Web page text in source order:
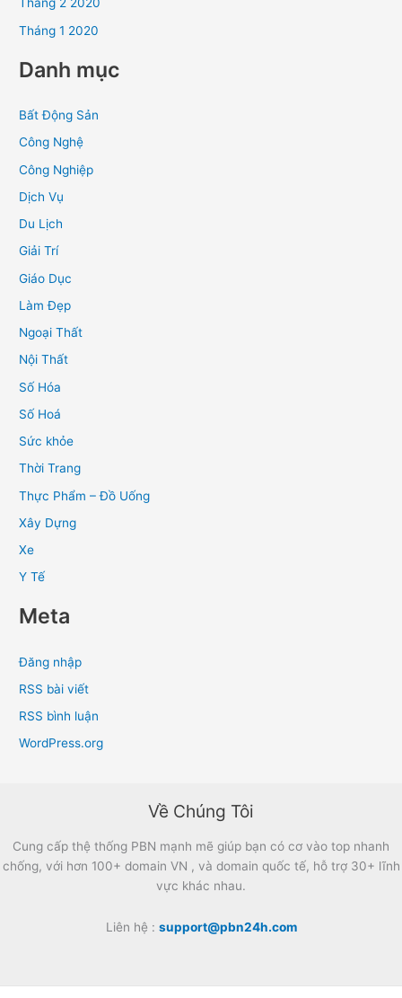
Tháng 2 2020
Tháng 1 2020
Danh mục
Bất Động Sản
Công Nghệ
Công Nghiệp
Dịch Vụ
Du Lịch
Giải Trí
Giáo Dục
Làm Đẹp
Ngoại Thất
Nội Thất
Số Hóa
Số Hoá
Sức khỏe
Thời Trang
Thực Phẩm – Đồ Uống
Xây Dựng
Xe
Y Tế
Meta
Đăng nhập
RSS bài viết
RSS bình luận
WordPress.org
Về Chúng Tôi
Cung cấp thệ thống PBN mạnh mẽ giúp bạn có cơ vào top nhanh
chống, với hơn 100+ domain VN , và domain quốc tế, hỗ trợ 30+ lĩnh
vực khác nhau.
Liên hệ : support@pbn24h.com